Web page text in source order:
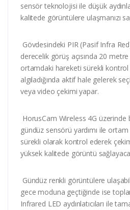
sensör teknolojisi ile düşük
kalitede görüntülere ulaşmanızı
Gövdesindeki PIR (Pasif Infra
derecelik görüş açısında 20
ortamdaki hareketi sürekli
algıladığında aktif hale gelerek
veya video çekimi yapar.
HorusCam Wireless 4G üzerinde
gündüz sensörü yardımı ile ortam
sürekli olarak kontrol ederek
yüksek kalitede görüntü
Gündüz renkli görüntülere
gece moduna geçtiğinde ise
Infrared LED aydınlatıcıları ile